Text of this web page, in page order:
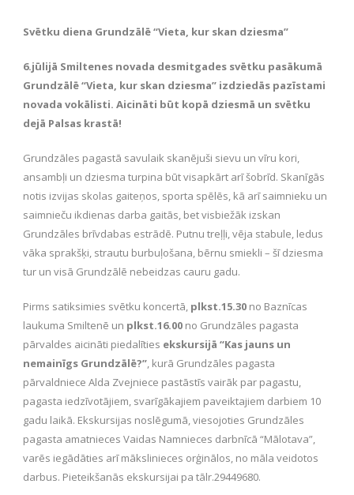
Svētku diena Grundzālē “Vieta, kur skan dziesma”
6.jūlijā Smiltenes novada desmitgades svētku pasākumā
Grundzālē “Vieta, kur skan dziesma” izdziedās pazīstami
novada vokālisti. Aicināti būt kopā dziesmā un svētku
dejā Palsas krastā!
Grundzāles pagastā savulaik skanējuši sievu un vīru kori,
ansambļi un dziesma turpina būt visapkārt arī šobrīd. Skanīgās
notis izvijas skolas gaiteņos, sporta spēlēs, kā arī saimnieku un
saimnieču ikdienas darba gaitās, bet visbiežāk izskan
Grundzāles brīvdabas estrādē. Putnu treļļi, vēja stabule, ledus
vāka sprakšķi, strautu burbuļošana, bērnu smiekli – šī dziesma
tur un visā Grundzālē nebeidzas cauru gadu.
Pirms satiksimies svētku koncertā, plkst.15.30 no Baznīcas
laukuma Smiltenē un plkst.16.00 no Grundzāles pagasta
pārvaldes aicināti piedalīties ekskursijā “Kas jauns un
nemainīgs Grundzālē?”, kurā Grundzāles pagasta
pārvaldniece Alda Zvejniece pastāstīs vairāk par pagastu,
pagasta iedzīvotājiem, svarīgākajiem paveiktajiem darbiem 10
gadu laikā. Ekskursijas noslēgumā, viesojoties Grundzāles
pagasta amatnieces Vaidas Namnieces darbnīcā “Mālotava”,
varēs iegādāties arī mākslinieces orģinālos, no māla veidotos
darbus. Pieteikšanās ekskursijai pa tālr.29449680.